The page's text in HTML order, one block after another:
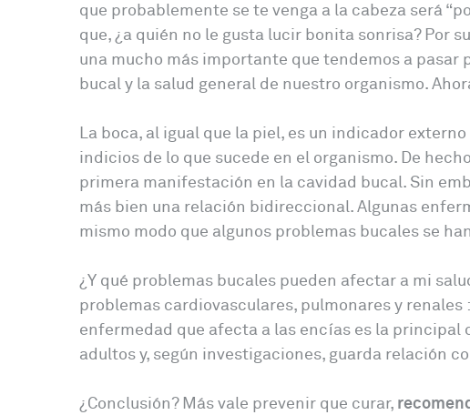
que probablemente se te venga a la cabeza será
que, ¿a quién no le gusta lucir bonita sonrisa? Por
una mucho más importante que tendemos a pasar
bucal y la salud general de nuestro organismo.
La boca, al igual que la piel, es un indicador
indicios de lo que sucede en el organismo. De
primera manifestación en la cavidad bucal. Sin
más bien una relación bidireccional. Algunas
mismo modo que algunos problemas bucales se
¿Y qué problemas bucales pueden afectar a mi
problemas cardiovasculares, pulmonares y renales :
enfermedad que afecta a las encías es la principal
adultos y, según investigaciones, guarda relación
¿Conclusión? Más vale prevenir que curar,